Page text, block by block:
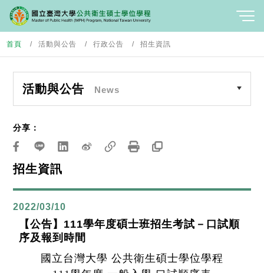
首頁 活動與公告 行政公告 招生資訊
活動與公告 News
招生資訊
分享：
2022/03/10
【公告】111學年度碩士班招生考試－口試順
序及報到時間
國立台灣大學 公共衛生碩士學位學程